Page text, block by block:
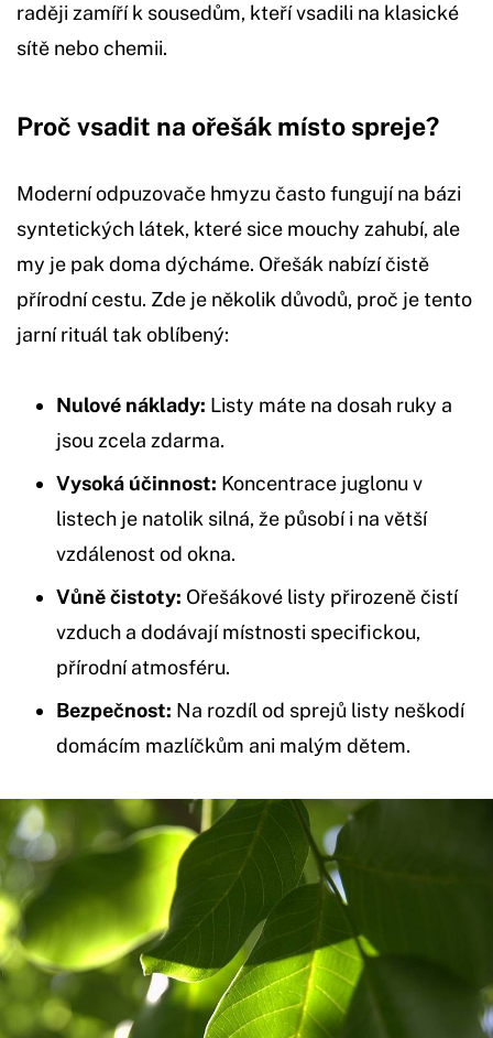
raději zamíří k sousedům, kteří vsadili na klasické
sítě nebo chemii.
Proč vsadit na ořešák místo spreje?
Moderní odpuzovače hmyzu často fungují na bázi
syntetických látek, které sice mouchy zahubí, ale
my je pak doma dýcháme. Ořešák nabízí čistě
přírodní cestu. Zde je několik důvodů, proč je tento
jarní rituál tak oblíbený:
Nulové náklady: Listy máte na dosah ruky a
jsou zcela zdarma.
Vysoká účinnost: Koncentrace juglonu v
listech je natolik silná, že působí i na větší
vzdálenost od okna.
Vůně čistoty: Ořešákové listy přirozeně čistí
vzduch a dodávají místnosti specifickou,
přírodní atmosféru.
Bezpečnost: Na rozdíl od sprejů listy neškodí
domácím mazlíčkům ani malým dětem.